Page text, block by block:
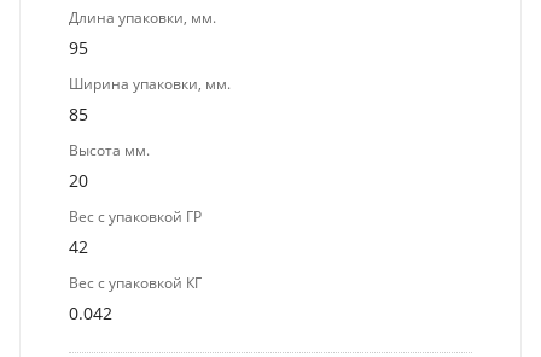
Длина упаковки, мм.
95
Ширина упаковки, мм.
85
Высота мм.
20
Вес с упаковкой ГР
42
Вес с упаковкой КГ
0.042